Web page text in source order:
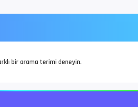
bir arama terimi deneyin.